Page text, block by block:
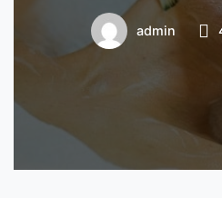
admin